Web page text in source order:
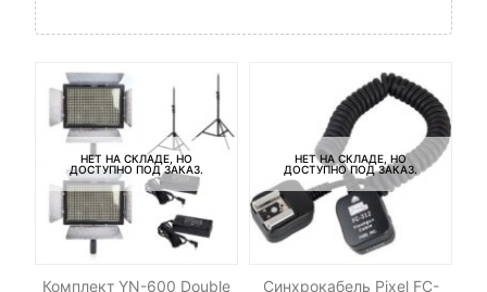
НЕТ НА СКЛАДЕ, НО
ДОСТУПНО ПОД ЗАКАЗ.
Комплект YN-600 Double
НЕТ НА СКЛАДЕ, НО
ДОСТУПНО ПОД ЗАКАЗ.
Синхрокабель Pixel FC-